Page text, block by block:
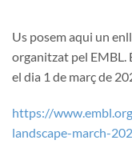
Us posem aqui un
organitzat pel EMBL.
el dia 1 de març de
https://
landscape-march-